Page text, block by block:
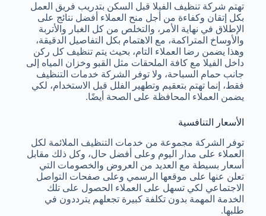
تهتم شركة تنظيف الفيلا قبل السكن بتدريب فريق العمل
بكل إتقان وكفاءة من أجل منح العملاء أفضل نتائج على
الإطلاق في نهاية الأمر، والتخلص من كل الغبار والأتربة
والأوساخ المتراكمة، مع الاهتمام بكل التفاصيل الدقيقة،
وهذا يضمن رضا العملاء التام، بحيث يتم تنظيف كل ركن
داخل الفيلا مع كافة الملحقات مثل القبو وخزان المياه إلى
جانب حمام السباحة، ولا توفر الشركة خدمات التنظيف
فقط، إنما تهتم بتعقيم وتطهير الفلل قبل الاستخدام، لكي
يضمن العملاء المحافظة على الصحة أيضًا.
الأسعار التنافسية
توفر الشركة مجموعة من خدمات التنظيف الملائمة لكل
العملاء على مدار اليوم وعلى أفضل حال، وكل ذلك مقابل
أسعار بسيطة مع العديد من العروض والخصومات التي
تعلن عنها على موقعها الرسمي وعلى صفحات التواصل
الاجتماعي لكي تسهل على العملاء الحصول على تلك
الخدمة المهمة بدون تكلفة كبيرة تجعلهم يترددون في
طلبها.